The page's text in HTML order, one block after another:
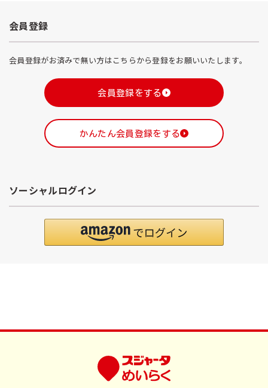
会員登録
会員登録がお済みで無い方はこちらから登録をお願いいたします。
会員登録をする
かんたん会員登録をする
ソーシャルログイン